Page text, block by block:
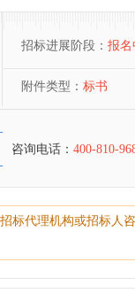
招标进展阶段： 报名
附件类型： 标书
咨询电话： 400-810-
标代理机构或招标人